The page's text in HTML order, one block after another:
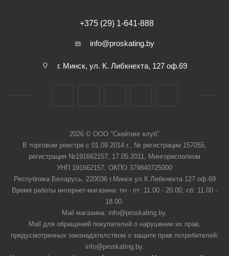
+375 (29) 1-641-888
info@proskating.by
г. Минск, ул. К. Либкнехта, 127 оф.69
2026 © ООО "Скейтинг клуб"
В торговом реестре с 01.09.2014 г., № регистрации 157055,
регистрация №191662157, 17.05.2011, Мингорисполком
УНП 191662157, ОКПО 379840725000
Республика Беларусь, 220036 г.Минск ул.К.Либкнехта 127 оф.69
Время работы интернет-магазина: пн - пт: 11.00 - 20.00, сб: 11.00 -
18.00.
Mail магазина: info@proskating.by.
Mail для обращений покупателей о нарушении их прав,
предусмотренных законадателством о защите прав потребителей:
info@proskating.by.